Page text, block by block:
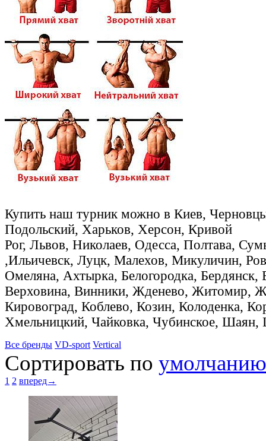
Купить наш турник можно в Киев,
Подольский, Харьков, Херсон, Кривой
Рог, Львов, Николаев, Одесса, Полтава,
,Ильичевск, Луцк, Малехов, Микуличин,
Омеляна, Ахтырка, Белогородка, Бердянск,
Верховина, Винники, Жденево, Житомир,
Кировоград, Коблево, Козин, Колоденка,
Хмельницкий, Чайковка, Чубинское,
Все бренды VD-sport Vertical
Сортировать по умолчанию
1 2 вперед→